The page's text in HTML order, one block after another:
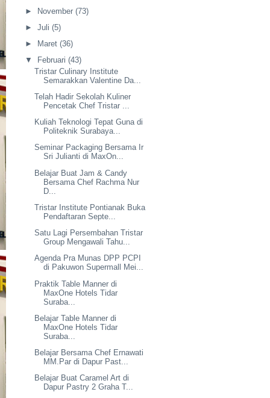
► November (73)
► Juli (5)
►
Maret (36)
▼
Februari (43)
Tristar Culinary Institute
Semarakkan Valentine Da...
Telah Hadir Sekolah Kuliner
Pencetak Chef Tristar ...
Kuliah Teknologi Tepat Guna di
Politeknik Surabaya...
Seminar Packaging Bersama Ir
Sri Julianti di MaxOn...
Belajar Buat Jam & Candy
Bersama Chef Rachma Nur
D...
Tristar Institute Pontianak Buka
Pendaftaran Septe...
Satu Lagi Persembahan Tristar
Group Mengawali Tahu...
Agenda Pra Munas DPP PCPI
di Pakuwon Supermall Mei...
Praktik Table Manner di
MaxOne Hotels Tidar
Suraba...
Belajar Table Manner di
MaxOne Hotels Tidar
Suraba...
Belajar Bersama Chef Ernawati
MM.Par di Dapur Past...
Belajar Buat Caramel Art di
Dapur Pastry 2 Graha T...